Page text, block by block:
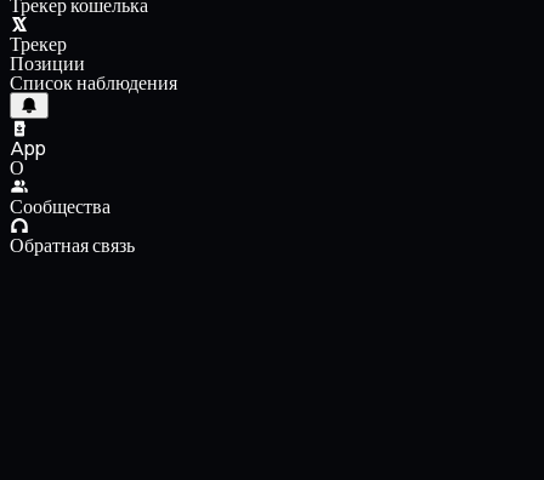
Трекер кошелька
Трекер
Позиции
Список наблюдения
App
О
Сообщества
Обратная связь